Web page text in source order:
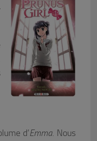
d’Emma. Nous